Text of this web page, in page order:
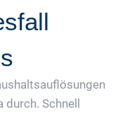
durch. Schnell